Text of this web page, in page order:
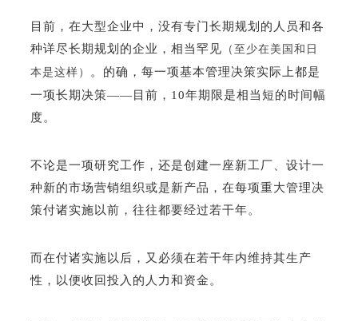
目前，在大型企业中，没有专门长期规划的人员和各
种详尽长期规划的企业，相当罕见 （至少在美国和日
本是这样）
。 的确，每一项基本管理决策实际上都是
一项长期决策——目前，10年期限是相当短的时间幅
度。
不论是一项研究工作，还是创建一座新工厂、设计一
种新的市场营销组织或是新产品，在每项重大管理决
策付诸实施以前，往往都要经过若干年。
而在付诸实施以后，又必须在若干年内维持其生产
性，以便收回投入的人力和资金。